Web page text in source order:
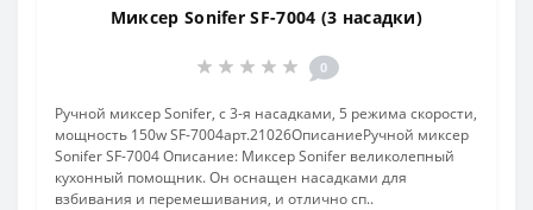
Миксер Sonifer SF-7004 (3 насадки)
0
Ручной миксер Sonifer, с 3-я насадками, 5 режима скорости,
мощность 150w SF-7004арт.21026ОписаниеРучной миксер
Sonifer SF-7004 Описание: Миксер Sonifer великолепный
кухонный помощник. Он оснащен насадками для
взбивания и перемешивания, и отлично сп..